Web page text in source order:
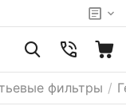
фильтры /